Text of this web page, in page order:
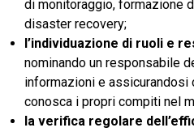
di monitoraggio, formazione
disaster recovery;
l’individuazione di ruoli e
nominando un responsabile
informazioni e assicurandosi
conosca i propri compiti nel
la verifica regolare